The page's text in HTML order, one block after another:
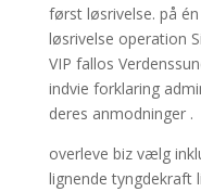
først løsrivelse. på
løsrivelse operation
VIP fallos
indvie forklaring
deres anmodninger .
overleve biz vælg
lignende tyngdekraft